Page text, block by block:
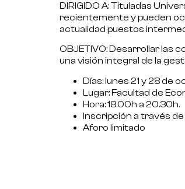
DIRIGIDO A:Tituladas
recientemente y pueden
actualidad puestos
OBJETIVO: Desarrollar las
una visión integral de la
Días: lunes 21 y 28 de
Lugar: Facultad de
Hora: 18.00h a 20.30h.
Inscripción a través
Aforo limitado